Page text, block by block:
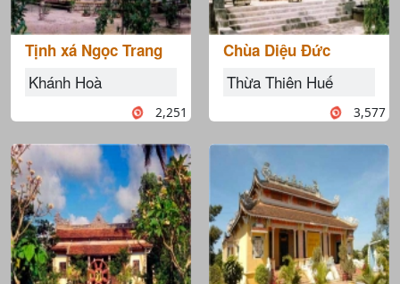
Tịnh xá Ngọc Trang
Khánh Hoà
2,251
Chùa Diệu Đức
Thừa Thiên Huế
3,577